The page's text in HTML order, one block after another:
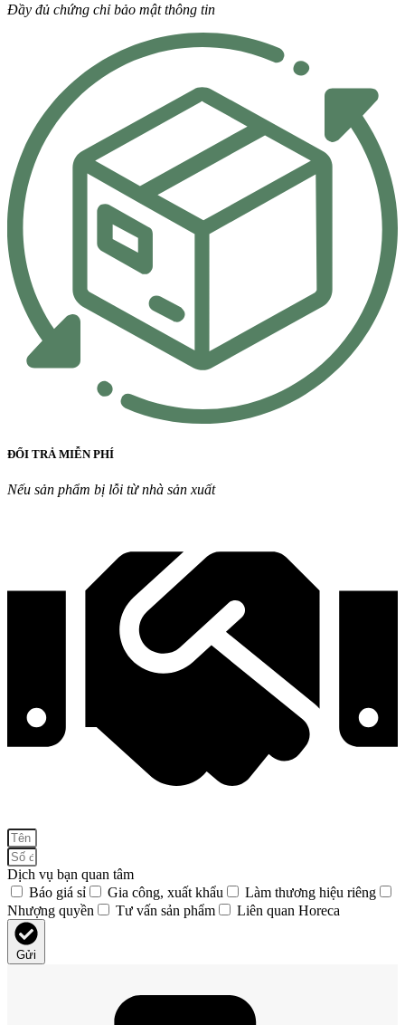
Đầy đủ chứng chỉ bảo mật thông tin
ĐỔI TRẢ MIỄN PHÍ
Nếu sản phẩm bị lỗi từ nhà sản xuất
Dịch vụ bạn quan tâm
Báo giá sỉ
Gia công, xuất khẩu
Làm thương hiệu riêng
Nhượng quyền
Tư vấn sản phẩm Liên quan Horeca
Gửi